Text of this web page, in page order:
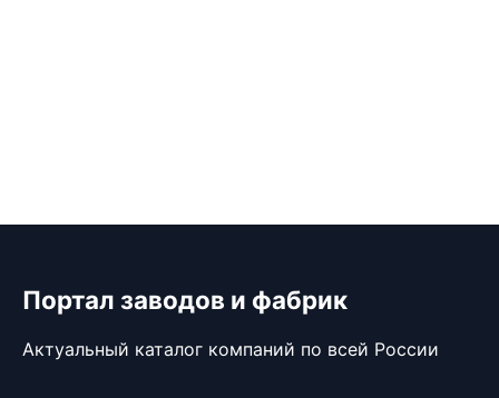
Портал заводов и фабрик
Актуальный каталог компаний по всей России